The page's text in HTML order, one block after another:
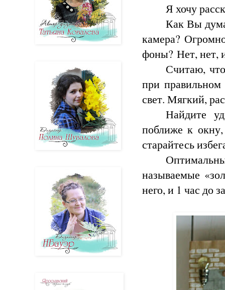
Я хочу
Как Вы
камера?
фоны? Нет, нет,
Считаю,
при
свет. Мягкий,
Найдите
поближе к
старайтесь
называемые
него, и 1 час до